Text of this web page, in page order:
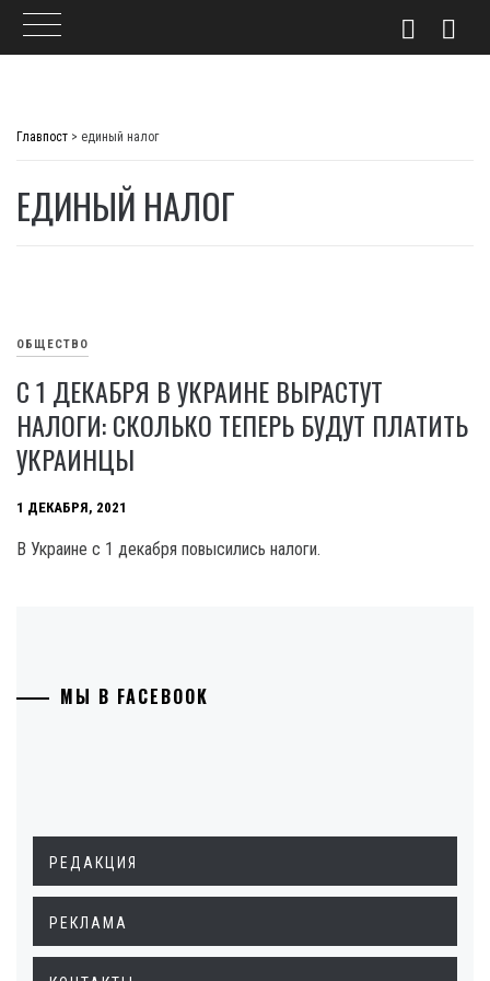
Главпост > единый налог
ЕДИНЫЙ НАЛОГ
ОБЩЕСТВО
С 1 ДЕКАБРЯ В УКРАИНЕ ВЫРАСТУТ
НАЛОГИ: СКОЛЬКО ТЕПЕРЬ БУДУТ ПЛАТИТЬ
УКРАИНЦЫ
1 ДЕКАБРЯ, 2021
В Украине с 1 декабря повысились налоги.
МЫ В FACEBOOK
РЕДАКЦИЯ
РЕКЛАМА